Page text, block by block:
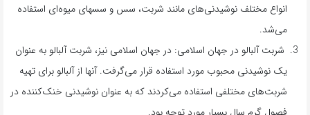
انواع مختلف نوشیدنی‌های مانند شربت، سس و سسهای میوه‌ای استفاده
می‌شد.
شربت آلبالو در جهان اسلامی: در جهان اسلامی نیز، شربت آلبالو به عنوان
یک نوشیدنی محبوب مورد استفاده قرار می‌گرفت. آنها از آلبالو برای تهیه
شربت‌های مختلفی استفاده می‌کردند که به عنوان نوشیدنی خنک‌کننده در